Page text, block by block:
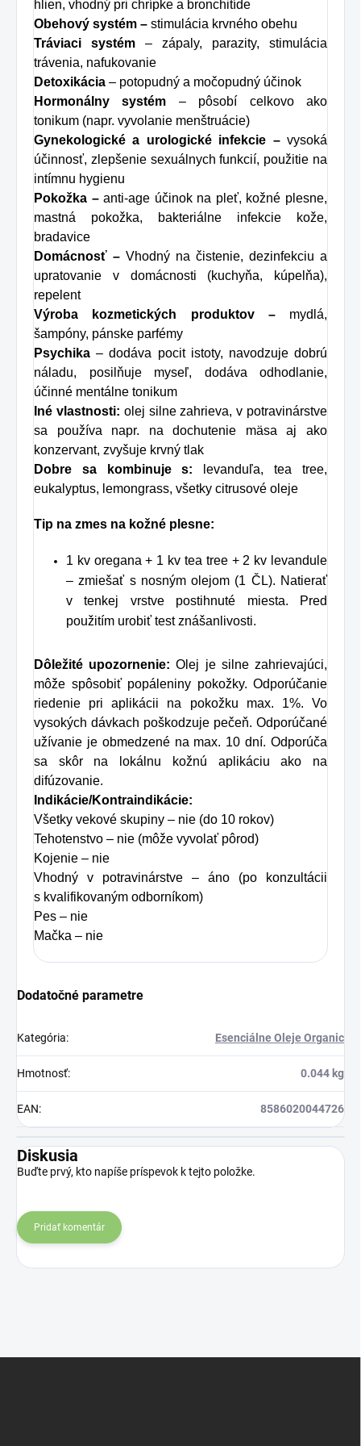
hlien, vhodný pri chrípke a bronchitíde
Obehový systém – stimulácia krvného obehu
Tráviaci systém – zápaly, parazity, stimulácia
trávenia, nafukovanie
Detoxikácia – potopudný a močopudný účinok
Hormonálny systém – pôsobí celkovo ako
tonikum (napr. vyvolanie menštruácie)
Gynekologické a urologické infekcie – vysoká
účinnosť, zlepšenie sexuálnych funkcií, použitie na
intímnu hygienu
Pokožka –anti-age účinok na pleť, kožné plesne,
mastná pokožka, bakteriálne infekcie kože,
bradavice
Domácnosť – Vhodný na čistenie, dezinfekciu a
upratovanie v domácnosti (kuchyňa, kúpelňa),
repelent
Výroba kozmetických produktov – mydlá,
šampóny, pánske parfémy
Psychika– dodáva pocit istoty, navodzuje dobrú
náladu, posilňuje myseľ, dodáva odhodlanie,
účinné mentálne tonikum
Iné vlastnosti: olej silne zahrieva, v potravinárstve
sa používa napr. na dochutenie mäsa aj ako
konzervant, zvyšuje krvný tlak
Dobre sa kombinuje s:
levanduľa, tea tree,
eukalyptus, lemongrass, všetky citrusové oleje
Tip na zmes na kožné plesne:
1 kv oregana + 1 kv tea tree + 2 kv levandule
– zmiešať s nosným olejom (1 ČL). Natierať
v tenkej vrstve postihnuté miesta. Pred
použitím urobiť test znášanlivosti.
Dôležité upozornenie: Olej je silne zahrievajúci,
môže spôsobiť popáleniny pokožky. Odporúčanie
riedenie pri aplikácii na pokožku max. 1%. Vo
vysokých dávkach poškodzuje pečeň. Odporúčané
užívanie je obmedzené na max. 10 dní. Odporúča
sa skôr na lokálnu kožnú aplikáciu ako na
difúzovanie.
Indikácie/Kontraindikácie:
Všetky vekové skupiny – nie (do 10 rokov)
Tehotenstvo – nie (môže vyvolať pôrod)
Kojenie – nie
Vhodný v potravinárstve – áno (po konzultácii
s kvalifikovaným odborníkom)
Pes – nie
Mačka – nie
Dodatočné parametre
Kategória: Esenciálne Oleje Organic
Hmotnosť: 0.044 kg
EAN: 8586020044726
Diskusia
Buďte prvý, kto napíše príspevok k tejto položke.
Pridať komentár